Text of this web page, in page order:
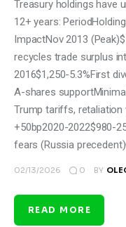
Treasury holdings have
12+ years:
ImpactNov 2013
recycles trade surplus
2016$1,250-5.3%First
A-shares
Trump tariffs, retaliation
+50bp2020-2022$980-
fears (Russia
02/13/2026 0 BY
READ MORE